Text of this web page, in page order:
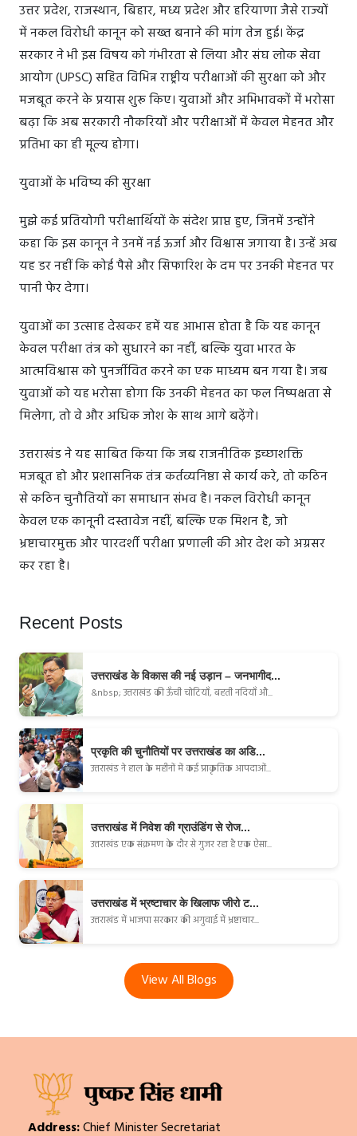
उत्तर प्रदेश, राजस्थान, बिहार, मध्य प्रदेश और हरियाणा जैसे राज्यों
में नकल विरोधी कानून को सख्त बनाने की मांग तेज हुई। केंद्र
सरकार ने भी इस विषय को गंभीरता से लिया और संघ लोक सेवा
आयोग (UPSC) सहित विभिन्न राष्ट्रीय परीक्षाओं की सुरक्षा को और
मजबूत करने के प्रयास शुरू किए। युवाओं और अभिभावकों में भरोसा
बढ़ा कि अब सरकारी नौकरियों और परीक्षाओं में केवल मेहनत और
प्रतिभा का ही मूल्य होगा।
युवाओं के भविष्य की सुरक्षा
मुझे कई प्रतियोगी परीक्षार्थियों के संदेश प्राप्त हुए, जिनमें उन्होंने
कहा कि इस कानून ने उनमें नई ऊर्जा और विश्वास जगाया है। उन्हें अब
यह डर नहीं कि कोई पैसे और सिफारिश के दम पर उनकी मेहनत पर
पानी फेर देगा।
युवाओं का उत्साह देखकर हमें यह आभास होता है कि यह कानून
केवल परीक्षा तंत्र को सुधारने का नहीं, बल्कि युवा भारत के
आत्मविश्वास को पुनर्जीवित करने का एक माध्यम बन गया है। जब
युवाओं को यह भरोसा होगा कि उनकी मेहनत का फल निष्पक्षता से
मिलेगा, तो वे और अधिक जोश के साथ आगे बढ़ेंगे।
उत्तराखंड ने यह साबित किया कि जब राजनीतिक इच्छाशक्ति
मजबूत हो और प्रशासनिक तंत्र कर्तव्यनिष्ठा से कार्य करे, तो कठिन
से कठिन चुनौतियों का समाधान संभव है। नकल विरोधी कानून
केवल एक कानूनी दस्तावेज नहीं, बल्कि एक मिशन है, जो
भ्रष्टाचारमुक्त और पारदर्शी परीक्षा प्रणाली की ओर देश को अग्रसर
कर रहा है।
Recent Posts
उत्तराखंड के विकास की नई उड़ान – जनभागीद...
&nbsp; उत्तराखंड की ऊँची चोटियाँ, बहती नदियाँ औ...
प्रकृति की चुनौतियों पर उत्तराखंड का अडि...
उत्तराखंड ने हाल के महीनों में कई प्राकृतिक आपदाओं...
उत्तराखंड में निवेश की ग्राउंडिंग से रोज...
उत्तराखंड एक संक्रमण के दौर से गुजर रहा है एक ऐसा...
उत्तराखंड में भ्रष्टाचार के खिलाफ जीरो ट...
उत्तराखंड में भाजपा सरकार की अगुवाई में भ्रष्टाचार...
View All Blogs
Address:Chief Minister Secretariat